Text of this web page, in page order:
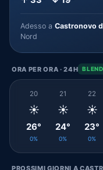
Adesso a Castronovo
Nord
ORA PER ORA · 24H BLEND
20
☀️
26°
0%
21
☀️
24°
0%
22
☀️
23°
0%
PROSSIMI GIORNI A